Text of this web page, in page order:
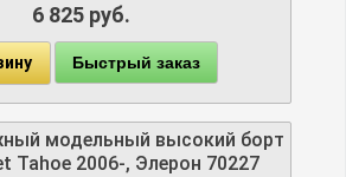
6 825 руб.
Быстрый заказ
модельный высокий борт
Tahoe 2006-, Элерон 70227